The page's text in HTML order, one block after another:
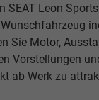
SEAT Leon
Sie Motor,
Vorstellungen
ab Werk zu